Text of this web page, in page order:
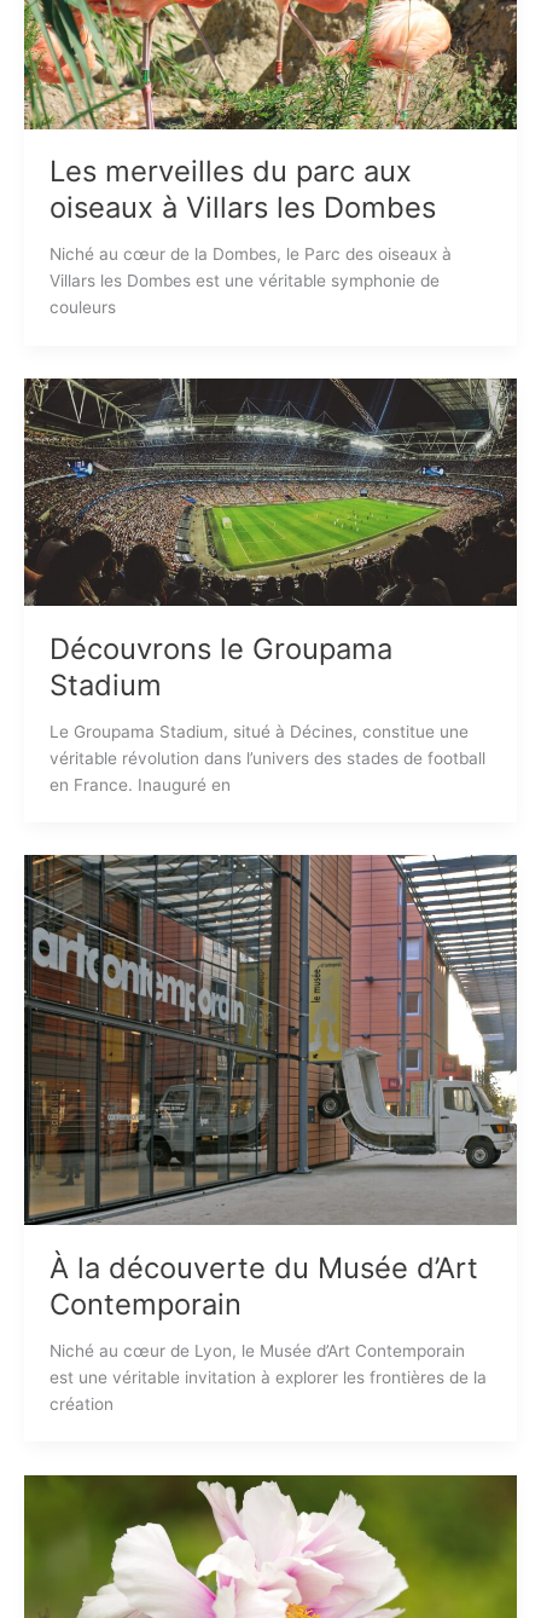
Les merveilles du parc aux
oiseaux à Villars les Dombes
Niché au cœur de la Dombes, le Parc des oiseaux à
Villars les Dombes est une véritable symphonie de
couleurs
Découvrons le Groupama
Stadium
Le Groupama Stadium, situé à Décines, constitue une
véritable révolution dans l’univers des stades de football
en France. Inauguré en
À la découverte du Musée d’Art
Contemporain
Niché au cœur de Lyon, le Musée d’Art Contemporain
est une véritable invitation à explorer les frontières de la
création